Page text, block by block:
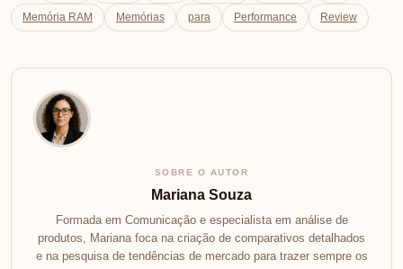
Memória RAM Memórias para Performance Review
SOBRE O AUTOR
Mariana Souza
Formada em Comunicação e especialista em análise de
produtos, Mariana foca na criação de comparativos detalhados
e na pesquisa de tendências de mercado para trazer sempre os